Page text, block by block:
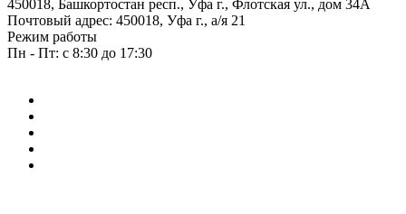
450018, Башкортостан респ., Уфа г., Флотская ул., дом 34А
Почтовый адрес: 450018, Уфа г., а/я 21
Режим работы
Пн - Пт: с 8:30 до 17:30